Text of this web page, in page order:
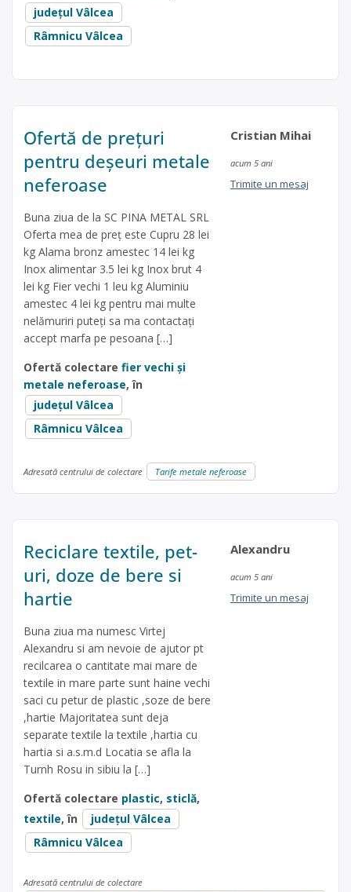
județul Vâlcea
Râmnicu Vâlcea
Ofertă de prețuri
pentru deșeuri metale
neferoase
Buna ziua de la SC PINA METAL SRL
Oferta mea de preț este Cupru 28 lei
kg Alama bronz amestec 14 lei kg
Inox alimentar 3.5 lei kg Inox brut 4
lei kg Fier vechi 1 leu kg Aluminiu
amestec 4 lei kg pentru mai multe
nelămuriri puteți sa ma contactați
accept marfa pe pesoana […]
Ofertă colectare fier vechi și
metale neferoase, în
județul Vâlcea
Râmnicu Vâlcea
Cristian Mihai
acum 5 ani
Trimite un mesaj
Adresată centrului de colectare Tarife metale neferoase
Reciclare textile, pet-
uri, doze de bere si
hartie
Buna ziua ma numesc Virtej
Alexandru si am nevoie de ajutor pt
recilcarea o cantitate mai mare de
textile in mare parte sunt haine vechi
saci cu petur de plastic ,soze de bere
,hartie Majoritatea sunt deja
separate textile la textile ,hartia cu
hartia si a.s.m.d Locatia se afla la
Turnh Rosu in sibiu la […]
Ofertă colectare plastic, sticlă,
textile, în
județul Vâlcea
Râmnicu Vâlcea
Alexandru
acum 5 ani
Trimite un mesaj
Adresată centrului de colectare